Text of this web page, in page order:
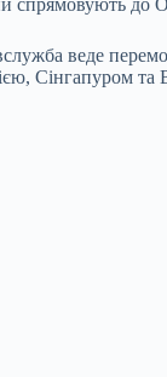
спрямовують
веде
Сінгапуром та